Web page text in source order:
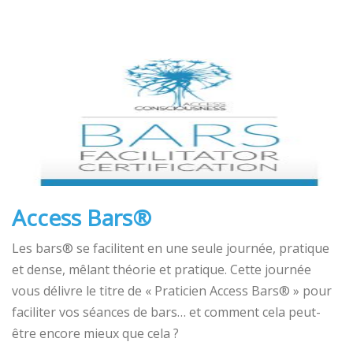
Access Bars®
Les bars® se facilitent en une seule journée, pratique
et dense, mêlant théorie et pratique. Cette journée
vous délivre le titre de « Praticien Access Bars® » pour
faciliter vos séances de bars… et comment cela peut-
être encore mieux que cela ?